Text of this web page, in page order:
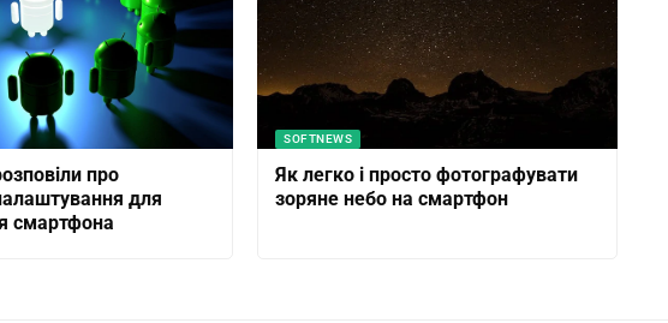
про
для
смартфона
SOFTNEWS
Як легко і просто фотографувати
зоряне небо на смартфон